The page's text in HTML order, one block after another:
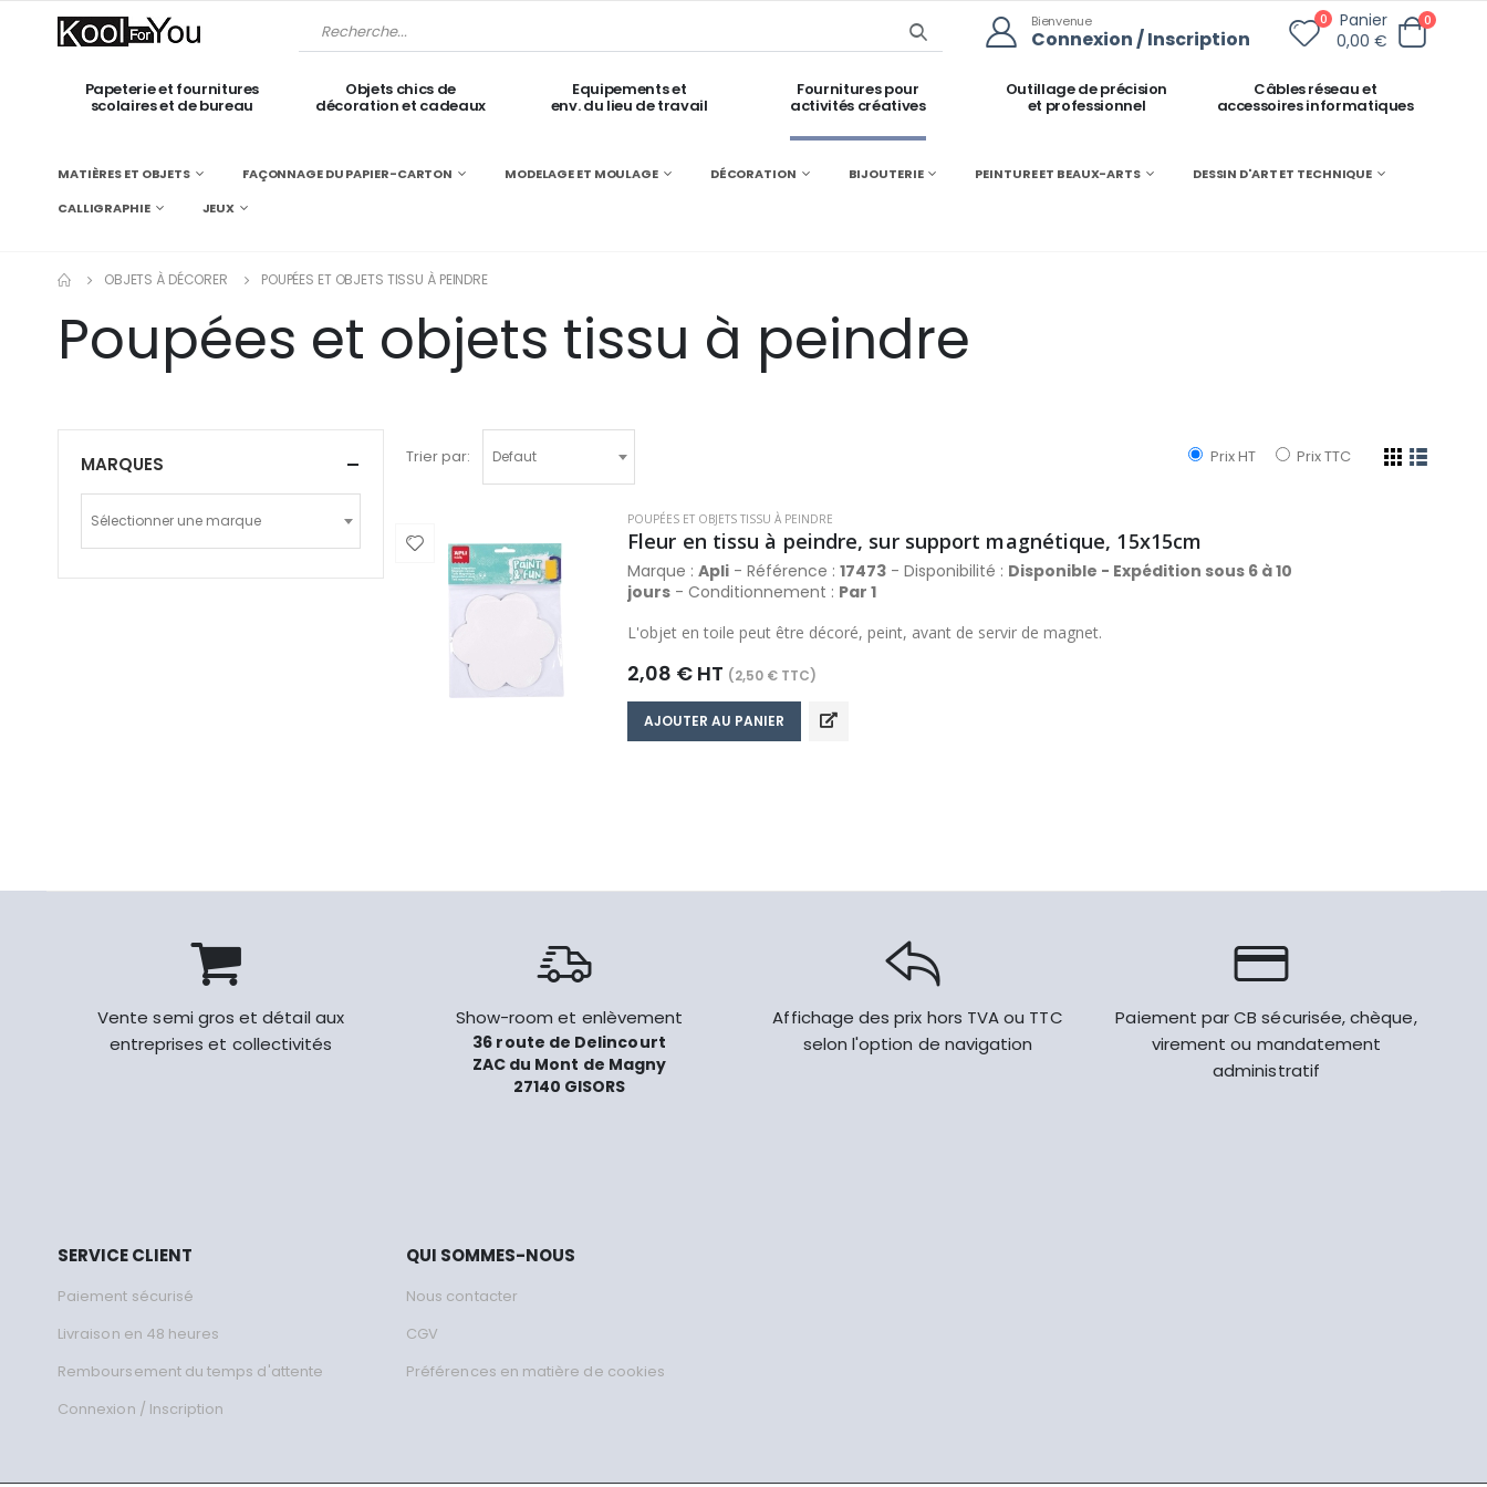
Bienvenue
Connexion / Inscription
0
Panier
0,00 €
0
Papeterie et fournitures
scolaires et de bureau
Objets chics de
décoration et cadeaux
Equipements et
env. du lieu de travail
Fournitures pour
activités créatives
Outillage de précision
et professionnel
Câbles réseau et
accessoires informatiques
MATIÈRES ET OBJETS FAÇONNAGE DU PAPIER-CARTON MODELAGE ET MOULAGE DÉCORATION BIJOUTERIE PEINTURE ET BEAUX-ARTS
DESSIN D'ART ET TECHNIQUE
CALLIGRAPHIE
JEUX
OBJETS À DÉCORER POUPÉES ET OBJETS TISSU À PEINDRE
Poupées et objets tissu à peindre
Trier par: Defaut Prix HT Prix TTC
POUPÉES ET OBJETS TISSU À PEINDRE
Fleur en tissu à peindre, sur support magnétique, 15x15cm
Marque : Apli - Référence : 17473 - Disponibilité : Disponible - Expédition sous 6 à 10
jours - Conditionnement : Par 1
L'objet en toile peut être décoré, peint, avant de servir de magnet.
2,08 € HT (2,50 € TTC)
AJOUTER AU PANIER
MARQUES
Sélectionner une marque
Vente semi gros et détail aux
entreprises et collectivités
Show-room et enlèvement
36 route de Delincourt
ZAC du Mont de Magny
27140 GISORS
Affichage des prix hors TVA ou TTC
selon l'option de navigation
Paiement par CB sécurisée, chèque,
virement ou mandatement
administratif
SERVICE CLIENT
Paiement sécurisé
Livraison en 48 heures
Remboursement du temps d'attente
Connexion / Inscription
QUI SOMMES-NOUS
Nous contacter
CGV
Préférences en matière de cookies